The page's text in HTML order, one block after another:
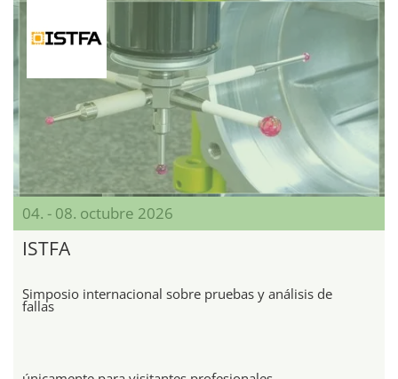
04. - 08. octubre 2026
ISTFA
Simposio internacional sobre pruebas y análisis de
fallas